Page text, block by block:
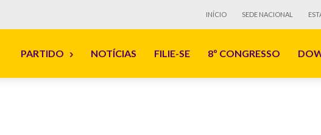
INÍCIO SEDE NACIONAL
PARTIDO NOTÍCIAS FILIE-SE 8º CONGRESSO